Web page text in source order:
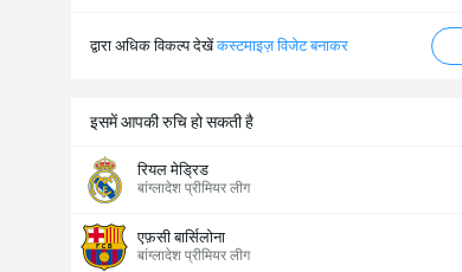
द्वारा अधिक विकल्प देखेंकस्टमाइज़ विजेट बनाकर
इसमें आपकी रुचि हो सकती है
रियल मेड्रिड
बांग्लादेश प्रीमियर लीग
एफ़सी बार्सिलोना
बांग्लादेश प्रीमियर लीग